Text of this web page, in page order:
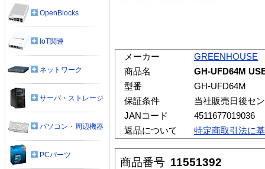
メーカー
GREENHOUSE
商品名
GH-UFD64M
型番
GH-UFD64M
保証条件
当社販売日後セ
JANコード
4511677019036
返品について
特定商取引法に
商品番号 11551392
OpenBlocks
IoT関連
ネットワーク
サーバ・ストレージ
パソコン・周辺機器
PCパーツ